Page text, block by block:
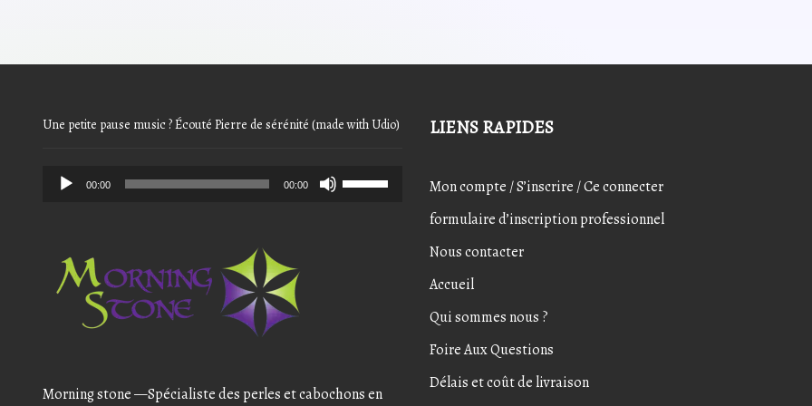
Une petite pause music ? Écouté Pierre de sérénité (made with Udio)
Audio
00:00 00:00
Morning stone —Spécialiste des perles et cabochons en
LIENS RAPIDES
Mon compte / S’inscrire / Ce connecter
formulaire d’inscription professionnel
Nous contacter
Accueil
Qui sommes nous ?
Foire Aux Questions
Délais et coût de livraison